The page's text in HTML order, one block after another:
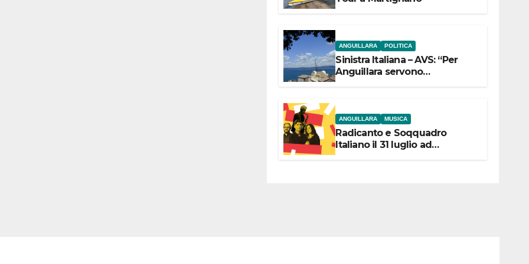
ANGUILLARA POLITICA
Sinistra Italiana – AVS: “Per
Anguillara servono
ANGUILLARA MUSICA
Radicanto e Soqquadro
Italiano il 31 luglio ad